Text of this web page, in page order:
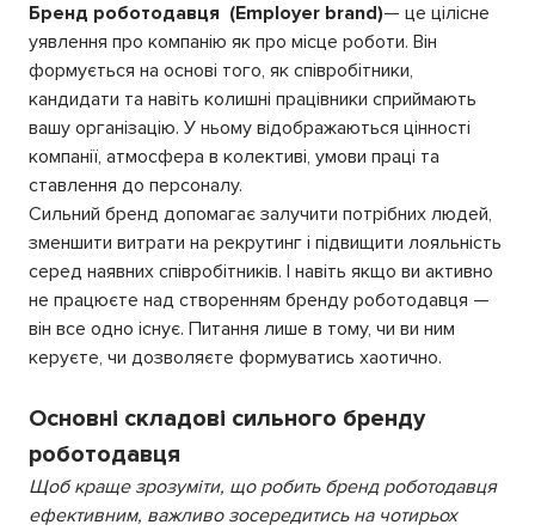
Бренд роботодавця (Employer brand)— це цілісне
уявлення про компанію як про місце роботи. Він
формується на основі того, як співробітники,
кандидати та навіть колишні працівники сприймають
вашу організацію. У ньому відображаються цінності
компанії, атмосфера в колективі, умови праці та
ставлення до персоналу.
Сильний бренд допомагає залучити потрібних людей,
зменшити витрати на рекрутинг і підвищити лояльність
серед наявних співробітників. І навіть якщо ви активно
не працюєте над створенням бренду роботодавця —
він все одно існує. Питання лише в тому, чи ви ним
керуєте, чи дозволяєте формуватись хаотично.
Основні складові сильного бренду
роботодавця
Щоб краще зрозуміти, що робить бренд роботодавця
ефективним, важливо зосередитись на чотирьох